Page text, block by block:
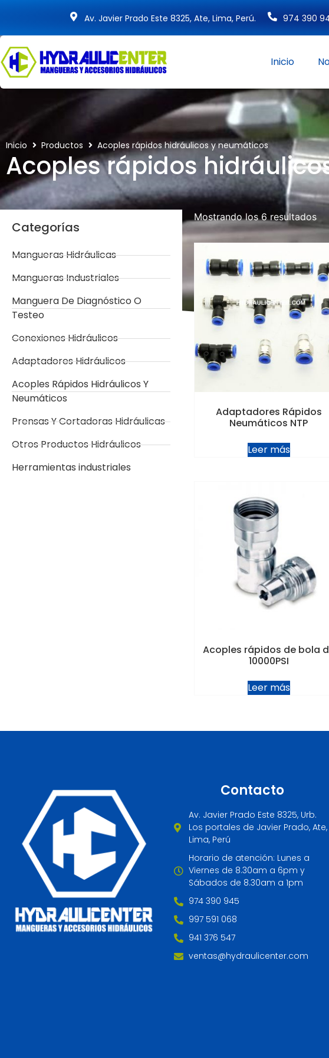
Av. Javier Prado Este 8325, Ate, Lima, Perú. 974 390
Inicio
Acoples rápidos
Inicio Productos Acoples rápidos hidráulicos y neumáticos
Categorías
Mangueras Hidráulicas
Mangueras Industriales
Manguera De Diagnóstico O
Testeo
Conexiones Hidráulicos
Adaptadores Hidráulicos
Acoples Rápidos Hidráulicos Y
Neumáticos
Prensas Y Cortadoras Hidráulicas
Otros Productos Hidráulicos
Herramientas industriales
Mostrando los 6 resultados
Adaptadores Rápidos
Neumáticos NTP
Leer más
Acoples rápidos de bola
10000PSI
Leer más
Contacto
Av. Javier Prado Este 8325, Urb.
Los portales de Javier Prado, Ate,
Lima, Perú
Horario de atención: Lunes a
Viernes de 8.30am a 6pm y
Sábados de 8.30am a 1pm
974 390 945
997 591 068
941 376 547
ventas@hydraulicenter.com